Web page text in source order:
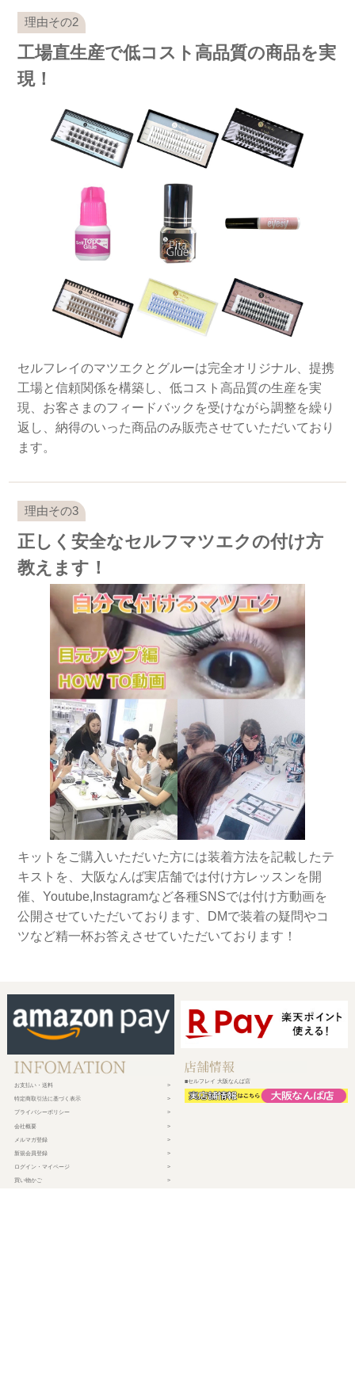
工場直生産で低コスト高品質の商品を実
現！
セルフレイのマツエクとグルーは完全オリジナル、提携
工場と信頼関係を構築し、低コスト高品質の生産を実
現、お客さまのフィードバックを受けながら調整を繰り
返し、納得のいった商品のみ販売させていただいており
ます。
正しく安全なセルフマツエクの付け方
教えます！
キットをご購入いただいた方には装着方法を記載したテ
キストを、大阪なんば実店舗では付け方レッスンを開
催、Youtube,Instagramなど各種SNSでは付け方動画を
公開させていただいております、DMで装着の疑問やコ
ツなど精一杯お答えさせていただいております！
お支払い・送料
特定商取引法に基づく表示
プライバシーポリシー
会社概要
メルマガ登録
新規会員登録
ログイン・マイページ
買い物かご
■セルフレイ 大阪なんば店